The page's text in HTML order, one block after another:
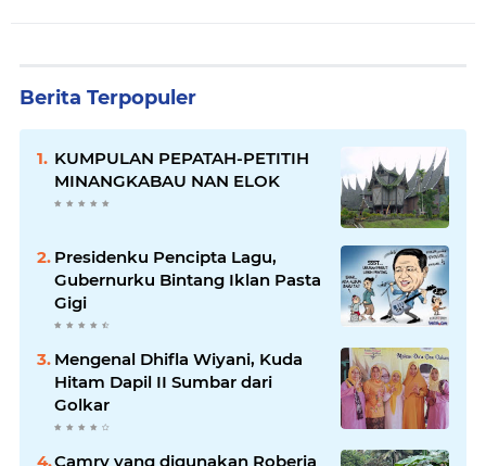
Berita Terpopuler
KUMPULAN PEPATAH-PETITIH
MINANGKABAU NAN ELOK
Presidenku Pencipta Lagu,
Gubernurku Bintang Iklan Pasta
Gigi
Mengenal Dhifla Wiyani, Kuda
Hitam Dapil II Sumbar dari
Golkar
Camry yang digunakan Roberia